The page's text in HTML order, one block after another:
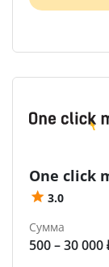
One click
3.0
Сумма
500 – 30 000